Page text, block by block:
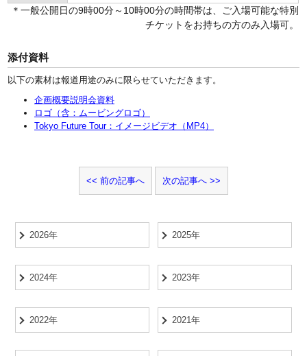
＊一般公開日の9時00分～10時00分の時間帯は、ご入場可能な特別
チケットをお持ちの方のみ入場可。
添付資料
以下の素材は報道用途のみに限らせていただきます。
企画概要説明会資料
ロゴ（含：ムービングロゴ）
Tokyo Future Tour：イメージビデオ（MP4）
前の記事へ 次の記事へ
2026年 2025年
2024年 2023年
2022年 2021年